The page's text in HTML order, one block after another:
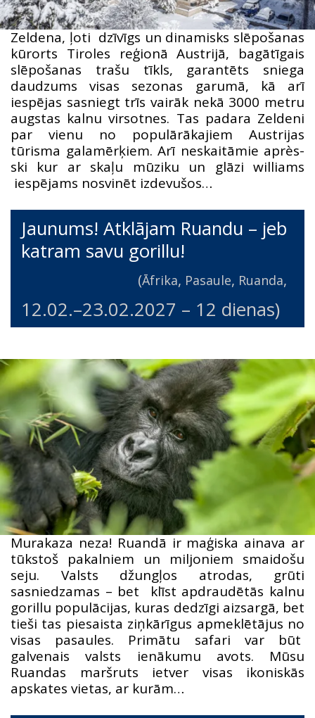
Zeldena, ļoti dzīvīgs un dinamisks slēpošanas
kūrorts Tiroles reģionā Austrijā, bagātīgais
slēpošanas trašu tīkls, garantēts sniega
daudzums visas sezonas garumā, kā arī
iespējas sasniegt trīs vairāk nekā 3000 metru
augstas kalnu virsotnes. Tas padara Zeldeni
par vienu no populārākajiem Austrijas
tūrisma galamērķiem. Arī neskaitāmie après-
ski kur ar skaļu mūziku un glāzi williams
iespējams nosvinēt izdevušos…
Jaunums! Atklājam Ruandu – jeb
katram savu gorillu!
(Āfrika, Pasaule, Ruanda,
12.02.–23.02.2027 – 12 dienas)
Murakaza neza! Ruandā ir maģiska ainava ar
tūkstoš pakalniem un miljoniem smaidošu
seju. Valsts džungļos atrodas, grūti
sasniedzamas – bet klīst apdraudētās kalnu
gorillu populācijas, kuras dedzīgi aizsargā, bet
tieši tas piesaista ziņkārīgus apmeklētājus no
visas pasaules. Primātu safari var būt
galvenais valsts ienākumu avots. Mūsu
Ruandas maršruts ietver visas ikoniskās
apskates vietas, ar kurām…